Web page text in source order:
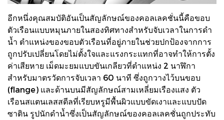
อีกหนึ่งคุณสมบัติอันเป็นสัญลักษณ์ของคอลเลคชั่นนี้คือขอบ
ตัวเรือนแบบหมุนภายในสองทิศทางสำหรับจับเวลาในการดำ
น้ำ ตำแหน่งของขอบตัวเรือนที่อยู่ภายในช่วยปกป้องจากการ
ถูกปรับเปลี่ยนโดยไม่ตั้งใจและแรงกระแทกที่อาจทำให้การตั้ง
ค่าเสียหาย เม็ดมะยมแบบขันเกลียวที่ตำแหน่ง 2 นาฬิกา
สำหรับมาตรวัดการจับเวลา 60 นาที ซึ่งถูกวางไว้บนขอบ
(flange) และด้านบนมีสัญลักษณ์สามเหลี่ยมเรืองแสง ตัว
เรือนสแตนเลสสตีลที่เรียบหรูมีพื้นผิวแบบขัดเงาและแบบปัด
ซาติน รูปนักดำน้ำซึ่งเป็นสัญลักษณ์ของคอลเลคชั่นถูกประทับ